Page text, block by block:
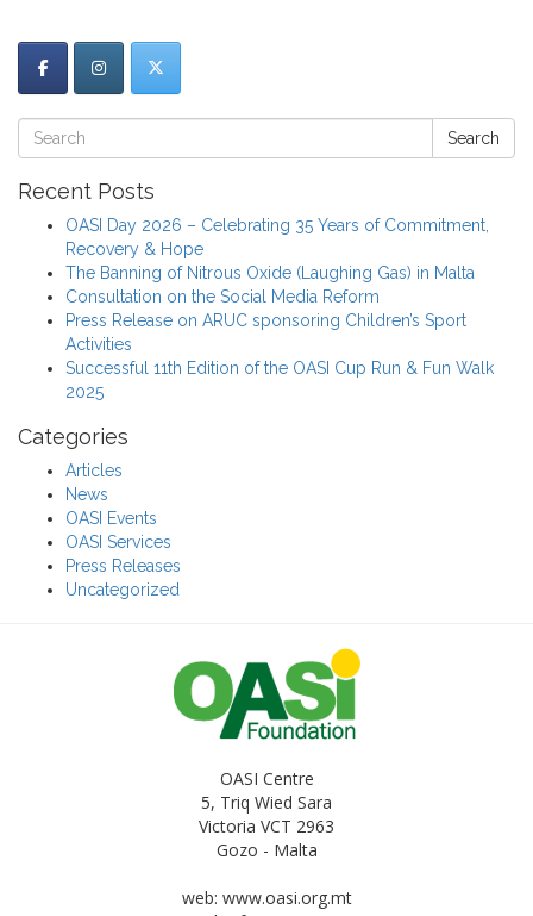
Search
Recent Posts
OASI Day 2026 – Celebrating 35 Years of Commitment,
Recovery & Hope
The Banning of Nitrous Oxide (Laughing Gas) in Malta
Consultation on the Social Media Reform
Press Release on ARUC sponsoring Children’s Sport
Activities
Successful 11th Edition of the OASI Cup Run & Fun Walk
2025
Categories
Articles
News
OASI Events
OASI Services
Press Releases
Uncategorized
OASI Centre
5, Triq Wied Sara
Victoria VCT 2963
Gozo - Malta
web: www.oasi.org.mt